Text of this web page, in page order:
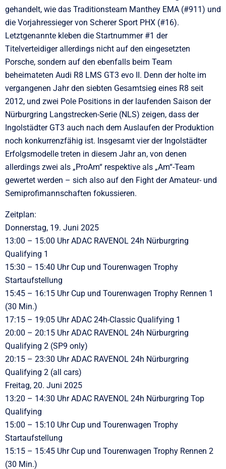
gehandelt, wie das Traditionsteam Manthey EMA (#911) und
die Vorjahressieger von Scherer Sport PHX (#16).
Letztgenannte kleben die Startnummer #1 der
Titelverteidiger allerdings nicht auf den eingesetzten
Porsche, sondern auf den ebenfalls beim Team
beheimateten Audi R8 LMS GT3 evo II. Denn der holte im
vergangenen Jahr den siebten Gesamtsieg eines R8 seit
2012, und zwei Pole Positions in der laufenden Saison der
Nürburgring Langstrecken-Serie (NLS) zeigen, dass der
Ingolstädter GT3 auch nach dem Auslaufen der Produktion
noch konkurrenzfähig ist. Insgesamt vier der Ingolstädter
Erfolgsmodelle treten in diesem Jahr an, von denen
allerdings zwei als „ProAm“ respektive als „Am“-Team
gewertet werden – sich also auf den Fight der Amateur- und
Semiprofimannschaften fokussieren.
Zeitplan:
Donnerstag, 19. Juni 2025
13:00 – 15:00 Uhr ADAC RAVENOL 24h Nürburgring
Qualifying 1
15:30 – 15:40 Uhr Cup und Tourenwagen Trophy
Startaufstellung
15:45 – 16:15 Uhr Cup und Tourenwagen Trophy Rennen 1
(30 Min.)
17:15 – 19:05 Uhr ADAC 24h-Classic Qualifying 1
20:00 – 20:15 Uhr ADAC RAVENOL 24h Nürburgring
Qualifying 2 (SP9 only)
20:15 – 23:30 Uhr ADAC RAVENOL 24h Nürburgring
Qualifying 2 (all cars)
Freitag, 20. Juni 2025
13:20 – 14:30 Uhr ADAC RAVENOL 24h Nürburgring Top
Qualifying
15:00 – 15:10 Uhr Cup und Tourenwagen Trophy
Startaufstellung
15:15 – 15:45 Uhr Cup und Tourenwagen Trophy Rennen 2
(30 Min.)